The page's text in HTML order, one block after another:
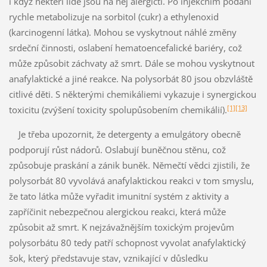
rychle metabolizuje na sorbitol (cukr) a ethylenoxid
(karcinogenní látka). Mohou se vyskytnout náhlé změny
srdeční činnosti, oslabení hematoencefalické bariéry, což
může způsobit záchvaty až smrt. Dále se mohou vyskytnout
anafylaktické a jiné reakce. Na polysorbát 80 jsou obzvláště
citlivé děti. S některými chemikáliemi vykazuje i synergickou
toxicitu (zvýšení toxicity spolupůsobením chemikálií).[1][13]
Je třeba upozornit, že detergenty a emulgátory obecně
podporují růst nádorů. Oslabují buněčnou stěnu, což
způsobuje praskání a zánik buněk. Němečtí vědci zjistili, že
polysorbát 80 vyvolává anafylaktickou reakci v tom smyslu,
že tato látka může vyřadit imunitní systém z aktivity a
zapříčinit nebezpečnou alergickou reakci, která může
způsobit až smrt. K nejzávažnějším toxickým projevům
polysorbátu 80 tedy patří schopnost vyvolat anafylaktický
šok, který představuje stav, vznikající v důsledku